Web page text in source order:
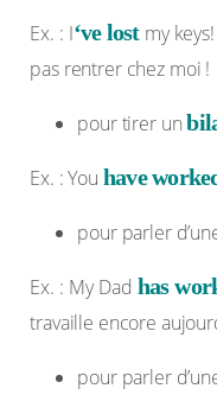
Ex. : I‘ve lost my
pas rentrer chez moi !
pour tirer un
Ex. : You have
pour parler
Ex. : My Dad has
travaille encore
pour parler